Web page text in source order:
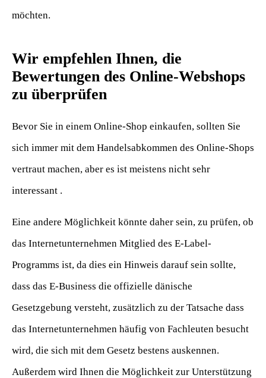
möchten.
Wir empfehlen Ihnen, die
Bewertungen des Online-Webshops
zu überprüfen
Bevor Sie in einem Online-Shop einkaufen, sollten Sie
sich immer mit dem Handelsabkommen des Online-Shops
vertraut machen, aber es ist meistens nicht sehr
interessant .
Eine andere Möglichkeit könnte daher sein, zu prüfen, ob
das Internetunternehmen Mitglied des E-Label-
Programms ist, da dies ein Hinweis darauf sein sollte,
dass das E-Business die offizielle dänische
Gesetzgebung versteht, zusätzlich zu der Tatsache dass
das Internetunternehmen häufig von Fachleuten besucht
wird, die sich mit dem Gesetz bestens auskennen.
Außerdem wird Ihnen die Möglichkeit zur Unterstützung